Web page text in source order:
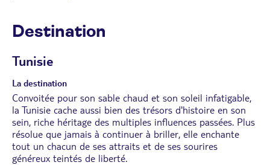
Destination
Tunisie
La destination
Convoitée pour son sable chaud et son soleil infatigable,
la Tunisie cache aussi bien des trésors d'histoire en son
sein, riche héritage des multiples influences passées. Plus
résolue que jamais à continuer à briller, elle enchante
tout un chacun de ses attraits et de ses sourires
généreux teintés de liberté.